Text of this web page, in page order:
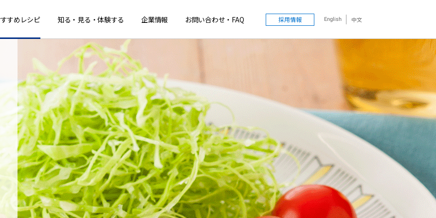
すめレシピ 知る・見る・体験する 企業情報 お問い合わせ・FAQ 採用情報 English 中文